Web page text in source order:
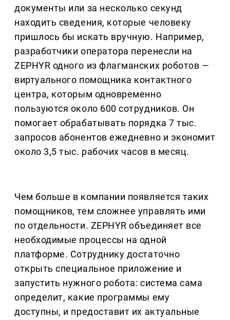
документы или за несколько секунд
находить сведения, которые человеку
пришлось бы искать вручную. Например,
разработчики оператора перенесли на
ZEPHYR одного из флагманских роботов —
виртуального помощника контактного
центра, которым одновременно
пользуются около 600 сотрудников. Он
помогает обрабатывать порядка 7 тыс.
запросов абонентов ежедневно и экономит
около 3,5 тыс. рабочих часов в месяц.
Чем больше в компании появляется таких
помощников, тем сложнее управлять ими
по отдельности. ZEPHYR объединяет все
необходимые процессы на одной
платформе. Сотруднику достаточно
открыть специальное приложение и
запустить нужного робота: система сама
определит, какие программы ему
доступны, и предоставит их актуальные